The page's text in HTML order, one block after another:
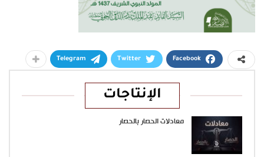
Facebook
Twitter
Telegram
الإنتاجات
معادلات الحصار بالحصار